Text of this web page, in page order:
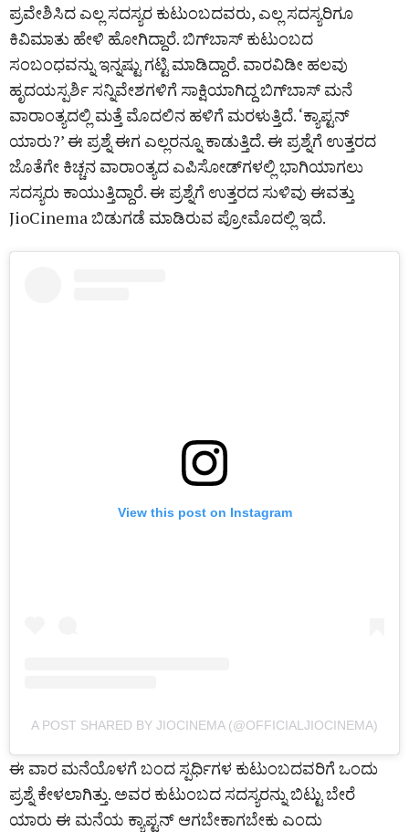
ಪ್ರವೇಶಿಸಿದ ಎಲ್ಲ ಸದಸ್ಯರ ಕುಟುಂಬದವರು, ಎಲ್ಲ ಸದಸ್ಯರಿಗೂ
ಕಿವಿಮಾತು ಹೇಳಿ ಹೋಗಿದ್ದಾರೆ. ಬಿಗ್‌ಬಾಸ್ ಕುಟುಂಬದ
ಸಂಬಂಧವನ್ನು ಇನ್ನಷ್ಟು ಗಟ್ಟಿ ಮಾಡಿದ್ದಾರೆ. ವಾರವಿಡೀ ಹಲವು
ಹೃದಯಸ್ಪರ್ಶಿ ಸನ್ನಿವೇಶಗಳಿಗೆ ಸಾಕ್ಷಿಯಾಗಿದ್ದ ಬಿಗ್‌ಬಾಸ್‌ ಮನೆ
ವಾರಾಂತ್ಯದಲ್ಲಿ ಮತ್ತೆ ಮೊದಲಿನ ಹಳಿಗೆ ಮರಳುತ್ತಿದೆ. ‘ಕ್ಯಾಪ್ಟನ್‌
ಯಾರು?’ ಈ ಪ್ರಶ್ನೆ ಈಗ ಎಲ್ಲರನ್ನೂ ಕಾಡುತ್ತಿದೆ. ಈ ಪ್ರಶ್ನೆಗೆ ಉತ್ತರದ
ಜೊತೆಗೇ ಕಿಚ್ಚನ ವಾರಾಂತ್ಯದ ಎಪಿಸೋಡ್‌ಗಳಲ್ಲಿ ಭಾಗಿಯಾಗಲು
ಸದಸ್ಯರು ಕಾಯುತ್ತಿದ್ದಾರೆ. ಈ ಪ್ರಶ್ನೆಗೆ ಉತ್ತರದ ಸುಳಿವು ಈವತ್ತು
JioCinema ಬಿಡುಗಡೆ ಮಾಡಿರುವ ಪ್ರೋಮೊದಲ್ಲಿ ಇದೆ.
View this post on Instagram
A POST SHARED BY JIOCINEMA (@OFFICIALJIOCINEMA)
ಈ ವಾರ ಮನೆಯೊಳಗೆ ಬಂದ ಸ್ಪರ್ಧಿಗಳ ಕುಟುಂಬದವರಿಗೆ ಒಂದು
ಪ್ರಶ್ನೆ ಕೇಳಲಾಗಿತ್ತು. ಅವರ ಕುಟುಂಬದ ಸದಸ್ಯರನ್ನು ಬಿಟ್ಟು ಬೇರೆ
ಯಾರು ಈ ಮನೆಯ ಕ್ಯಾಪ್ಟನ್ ಆಗಬೇಕಾಗಬೇಕು ಎಂದು